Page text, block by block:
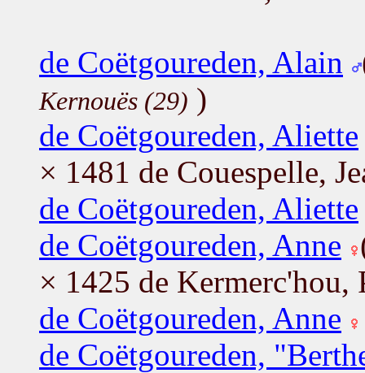
de Coëtgoureden, Alain
Kernouës (29) )
de Coëtgoureden, Aliette
× 1481 de Couespelle,
de Coëtgoureden, Aliette
de Coëtgoureden, Anne
× 1425 de Kermerc'hou,
de Coëtgoureden, Anne
de Coëtgoureden,